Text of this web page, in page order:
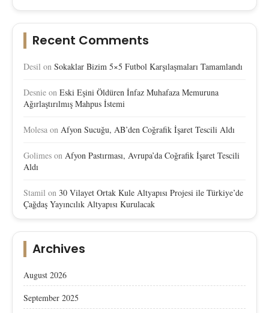
Recent Comments
Desil on Sokaklar Bizim 5×5 Futbol Karşılaşmaları Tamamlandı
Desnie on Eski Eşini Öldüren İnfaz Muhafaza Memuruna
Ağırlaştırılmış Mahpus İstemi
Molesa on Afyon Sucuğu, AB’den Coğrafik İşaret Tescili Aldı
Golimes on Afyon Pastırması, Avrupa’da Coğrafik İşaret Tescili
Aldı
Stamil on 30 Vilayet Ortak Kule Altyapısı Projesi ile Türkiye’de
Çağdaş Yayıncılık Altyapısı Kurulacak
Archives
August 2026
September 2025